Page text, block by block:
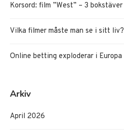
Korsord: film ”West” – 3 bokstäver
Vilka filmer måste man se i sitt liv?
Online betting exploderar i Europa
Arkiv
April 2026